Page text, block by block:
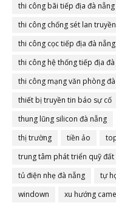
thi công bãi tiếp địa đà nẵng
thi công chống sét lan
thi công cọc tiếp địa đà nẵng
thi công hệ thống tiếp địa
thi công mạng văn phòng
thiết bị truyền tin báo sự cố
thung lũng silicon đà nẵng
thị trường
tiền ảo
trung tâm phát triển quỹ đất
tủ điện nhẹ đà nẵng
tự
windown
xu hướng